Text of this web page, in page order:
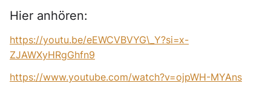
Hier anhören:
https://youtu.be/eEWCVBVYG\_Y?si=x-
ZJAWXyHRgGhfn9
https://www.youtube.com/watch?v=ojpWH-MYAns